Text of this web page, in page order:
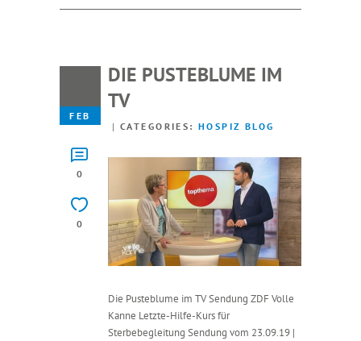
FEB
0
0
DIE PUSTEBLUME IM
TV
CATEGORIES:HOSPIZ BLOG
Die Pusteblume im TV Sendung ZDF Volle
Kanne Letzte-Hilfe-Kurs für
Sterbebegleitung Sendung vom 23.09.19 |